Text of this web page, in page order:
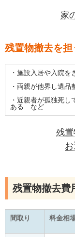
家
残置物撤去を
・施設入居や入院
・両親が他界し遺
・近親者が孤独死
ある など
残
残置物撤去費
間取り 料金相